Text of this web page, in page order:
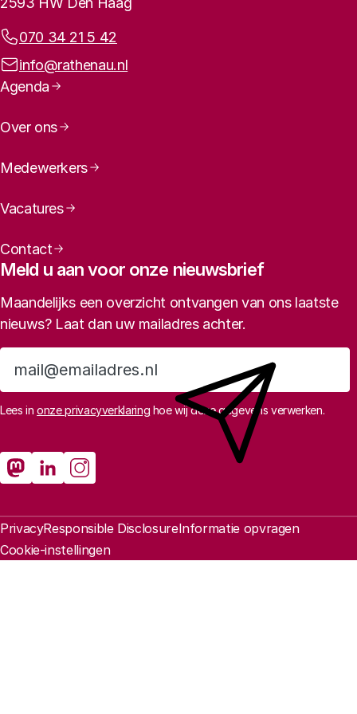
Telefoonnummer:
070 34 21 5 42
E-mailadres:
info@rathenau.nl
Paginanavigatie
Agenda
Over ons
Medewerkers
Vacatures
Contact
Meld u aan voor onze nieuwsbrief
Maandelijks een overzicht ontvangen van ons laatste
nieuws? Laat dan uw mailadres achter.
Aanmelden
Lees inonze privacyverklaring hoe wij deze gegevens verwerken.
Sociale media
Rathenau Mastodon
Rathenau LinkedIn
Rathenau Instagram
Juridische informatie
PrivacyResponsible DisclosureInformatie opvragen
Cookie-instellingen